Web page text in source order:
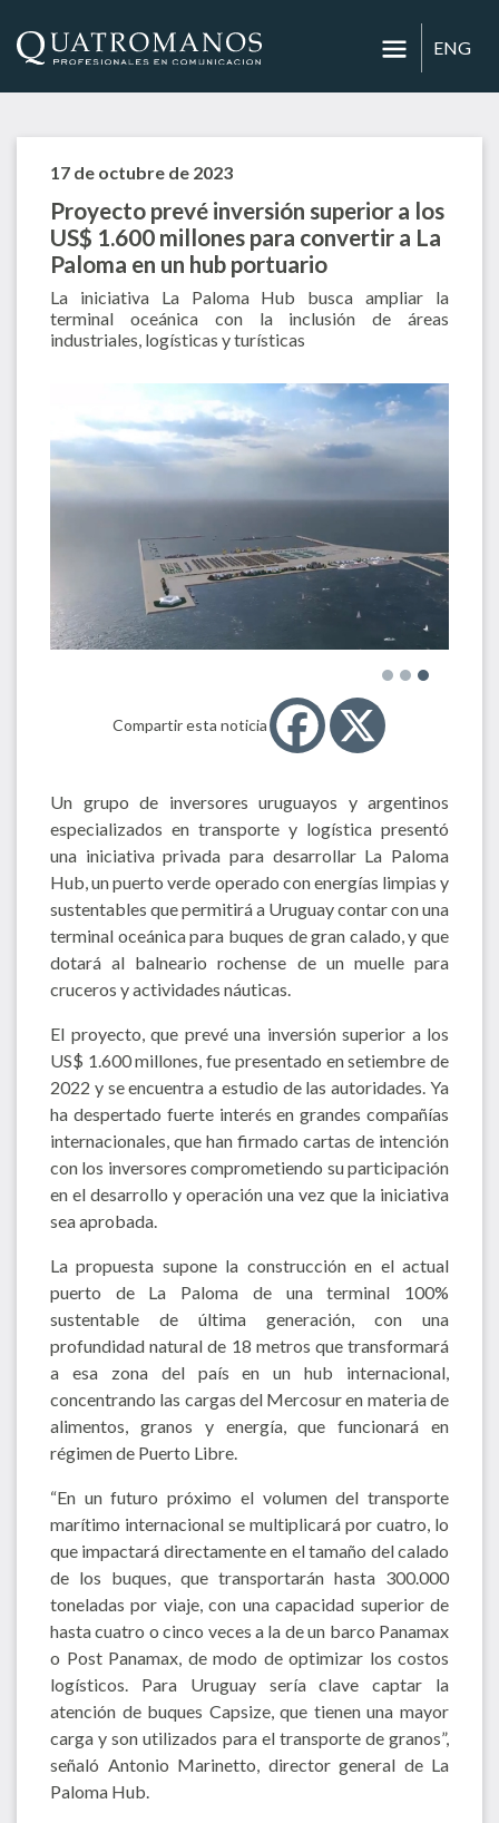
ENG
17 de octubre de 2023
Proyecto prevé inversión superior a los
US$ 1.600 millones para convertir a La
Paloma en un hub portuario
La iniciativa La Paloma Hub busca ampliar la
terminal oceánica con la inclusión de áreas
industriales, logísticas y turísticas
Compartir esta noticia
Un grupo de inversores uruguayos y argentinos
especializados en transporte y logística presentó
una iniciativa privada para desarrollar La Paloma
Hub, un puerto verde operado con energías limpias y
sustentables que permitirá a Uruguay contar con una
terminal oceánica para buques de gran calado, y que
dotará al balneario rochense de un muelle para
cruceros y actividades náuticas.
El proyecto, que prevé una inversión superior a los
US$ 1.600 millones, fue presentado en setiembre de
2022 y se encuentra a estudio de las autoridades. Ya
ha despertado fuerte interés en grandes compañías
internacionales, que han firmado cartas de intención
con los inversores comprometiendo su participación
en el desarrollo y operación una vez que la iniciativa
sea aprobada.
La propuesta supone la construcción en el actual
puerto de La Paloma de una terminal 100%
sustentable de última generación, con una
profundidad natural de 18 metros que transformará
a esa zona del país en un hub internacional,
concentrando las cargas del Mercosur en materia de
alimentos, granos y energía, que funcionará en
régimen de Puerto Libre.
“En un futuro próximo el volumen del transporte
marítimo internacional se multiplicará por cuatro, lo
que impactará directamente en el tamaño del calado
de los buques, que transportarán hasta 300.000
toneladas por viaje, con una capacidad superior de
hasta cuatro o cinco veces a la de un barco Panamax
o Post Panamax, de modo de optimizar los costos
logísticos. Para Uruguay sería clave captar la
atención de buques Capsize, que tienen una mayor
carga y son utilizados para el transporte de granos”,
señaló Antonio Marinetto, director general de La
Paloma Hub.